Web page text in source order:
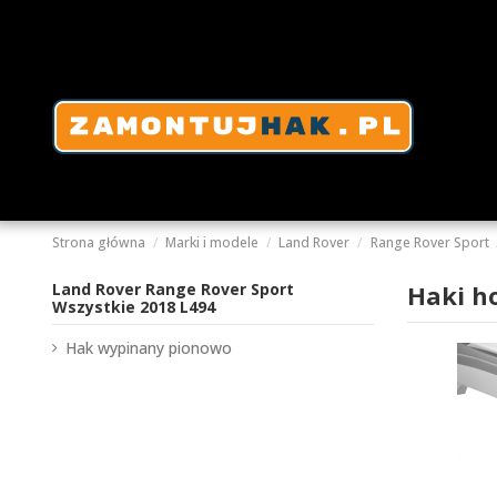
Strona główna Marki i modele Land Rover Range Rover Sport
Haki
Land Rover Range Rover Sport
Wszystkie 2018 L494
Hak wypinany pionowo